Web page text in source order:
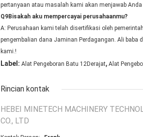
pertanyaan atau masalah kami akan menjawab
Q9Bisakah aku mempercayai perusahaanmu?
A: Perusahaan kami telah disertifikasi oleh
pengembalian dana Jaminan Perdagangan. Ali baba
kami.!
Label: Alat Pengeboran Batu 12Derajat, Alat
Rincian kontak
HEBEI MINETECH MACHINERY
CO., LTD